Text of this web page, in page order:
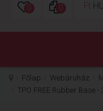
0 0 Ft
Főlap Webáruház
TPO FREE Rubber Base -